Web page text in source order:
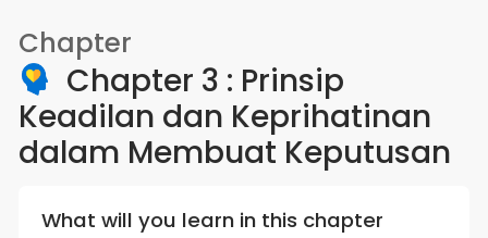
Chapter
Chapter 3 : Prinsip
Keadilan dan Keprihatinan
dalam Membuat Keputusan
What will you learn in this chapter